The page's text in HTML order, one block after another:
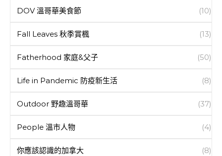
DOV 溫哥華美食節 (10)
Fall Leaves 秋季賞楓 (13)
Fatherhood 家庭&父子 (50)
Life in Pandemic 防疫新生活 (8)
Outdoor 野趣溫哥華 (37)
People 溫市人物 (4)
你應該認識的加拿大 (8)